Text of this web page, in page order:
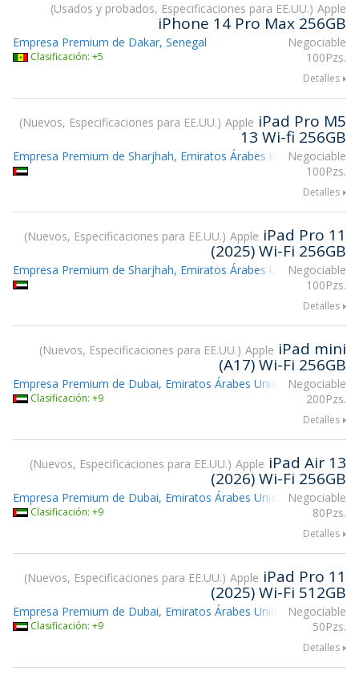
Usados y probados, Especificaciones para EE.UU. Apple
iPhone 14 Pro Max 256GB
Negociable
100Pzs.
Empresa Premium de Dakar, Senegal
Clasificación: +5
Detalles
Nuevos, Especificaciones para EE.UU. Apple iPad Pro M5
13 Wi-fi 256GB
Negociable
100Pzs.
Empresa Premium de Sharjhah, Emiratos Árabes Unidos
Detalles
Nuevos, Especificaciones para EE.UU. Apple iPad Pro 11
(2025) Wi-Fi 256GB
Negociable
100Pzs.
Empresa Premium de Sharjhah, Emiratos Árabes Unidos
Detalles
Nuevos, Especificaciones para EE.UU. Apple iPad mini
(A17) Wi-Fi 256GB
Negociable
200Pzs.
Empresa Premium de Dubai, Emiratos Árabes Unidos
Clasificación: +9
Detalles
Nuevos, Especificaciones para EE.UU. Apple iPad Air 13
(2026) Wi-Fi 256GB
Negociable
80Pzs.
Empresa Premium de Dubai, Emiratos Árabes Unidos
Clasificación: +9
Detalles
Nuevos, Especificaciones para EE.UU. Apple iPad Pro 11
(2025) Wi-Fi 512GB
Negociable
50Pzs.
Empresa Premium de Dubai, Emiratos Árabes Unidos
Clasificación: +9
Detalles